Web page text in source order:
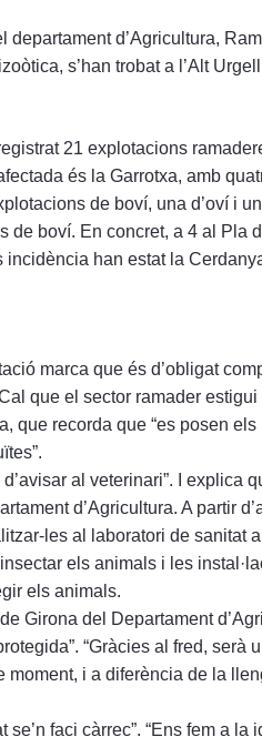
d’Agricultura,
s’han trobat a l’Alt
21 explotacions
és la Garrotxa, amb
de boví, una d’oví i
boví. En concret, a 4 al Pla
han estat la
marca que és d’obligat
que el sector ramader
que recorda que “es posen
al veterinari”. I explica
d’Agricultura. A partir
les al laboratori de sanitat
els animals i les
els animals.
Girona del Departament
“Gràcies al fred, serà
moment, i a diferència de la
faci càrrec”. “Ens fem a la